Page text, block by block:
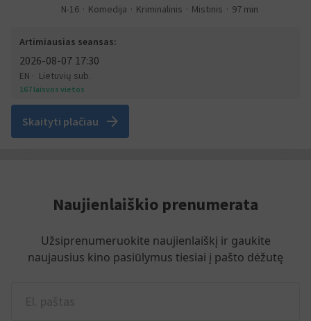
N-16
Komedija Kriminalinis Mistinis 97 min
Artimiausias seansas:
2026-08-07 17:30
EN Lietuvių sub.
167 laisvos vietos
Skaityti plačiau arrow_forward
Naujienlaiškio prenumerata
Užsiprenumeruokite naujienlaiškį ir gaukite
naujausius kino pasiūlymus tiesiai į pašto dėžutę